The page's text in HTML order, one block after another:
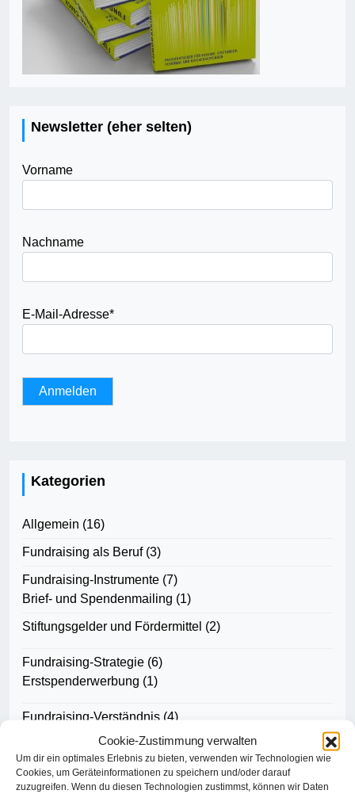
Cookie-Zustimmung verwalten
Um dir ein optimales Erlebnis zu bieten, verwenden wir Technologien wie
Cookies, um Geräteinformationen zu speichern und/oder darauf
zuzugreifen. Wenn du diesen Technologien zustimmst, können wir Daten
Newsletter (eher selten)
Vorname
Nachname
E-Mail-Adresse*
Kategorien
Allgemein (16)
Fundraising als Beruf(3)
Fundraising-Instrumente (7)
Brief- und Spendenmailing (1)
Stiftungsgelder und Fördermittel (2)
Fundraising-Strategie (6)
Erstspenderwerbung (1)
Fundraising-Verständnis (4)
Wissen und Fähigkeiten(5)